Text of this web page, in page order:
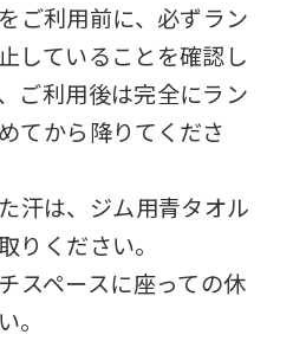
ご利用前に、必ずラン
していることを確認し
ご利用後は完全にラン
てから降りてくださ
汗は、ジム用青タオル
りください。
スペースに座っての休
。
version
of
this
website
be
translated
mechanically,